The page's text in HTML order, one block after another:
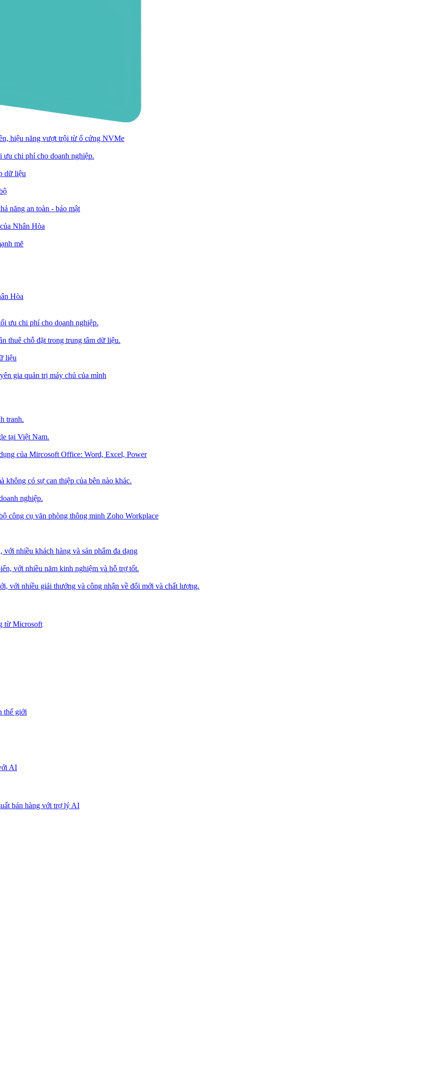
hiệu năng vượt trội từ ổ cứng NVMe
ưu chi phí cho doanh nghiệp.
dữ liệu
năng an toàn - bảo mật
Nhân Hòa
mẽ
Hòa
ưu chi phí cho doanh nghiệp.
thuê chỗ đặt trong trung tâm dữ liệu.
liệu
gia quản trị máy chủ của mình
tranh.
tại Việt Nam.
của Mircosoft Office: Word, Excel, Power
không có sự can thiệp của bên nào khác.
nghiệp.
công cụ văn phòng thông minh Zoho Workplace
nhiều khách hàng và sản phẩm đa dạng
với nhiều năm kinh nghiệm và hỗ trợ tốt.
với nhiều giải thưởng và công nhận về đổi mới và chất lượng.
từ Microsoft
thế giới
AI
bán hàng với trợ lý AI